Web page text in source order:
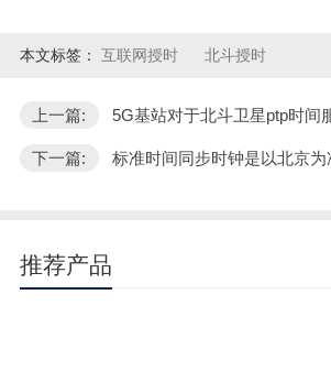
本文标签： 互联网授时 北斗授时
上一篇: 5G基站对于北斗卫星ptp时间
下一篇: 标准时间同步时钟是以北京为
推荐产品